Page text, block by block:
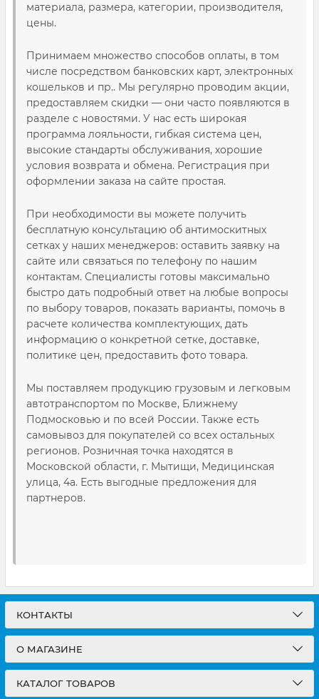
материала, размера, категории, производителя,
цены.
Принимаем множество способов оплаты, в том
числе посредством банковских карт, электронных
кошельков и пр.. Мы регулярно проводим акции,
предоставляем скидки — они часто появляются в
разделе с новостями. У нас есть широкая
программа лояльности, гибкая система цен,
высокие стандарты обслуживания, хорошие
условия возврата и обмена. Регистрация при
оформлении заказа на сайте простая.
При необходимости вы можете получить
бесплатную консультацию об антимоскитных
сетках у наших менеджеров: оставить заявку на
сайте или связаться по телефону по нашим
контактам. Специалисты готовы максимально
быстро дать подробный ответ на любые вопросы
по выбору товаров, показать варианты, помочь в
расчете количества комплектующих, дать
информацию о конкретной сетке, доставке,
политике цен, предоставить фото товара.
Мы поставляем продукцию грузовым и легковым
автотранспортом по Москве, Ближнему
Подмосковью и по всей России. Также есть
самовывоз для покупателей со всех остальных
регионов. Розничная точка находятся в
Московской области, г. Мытищи, Медицинская
улица, 4а. Есть выгодные предложения для
партнеров.
КОНТАКТЫ
О МАГАЗИНЕ
КАТАЛОГ ТОВАРОВ